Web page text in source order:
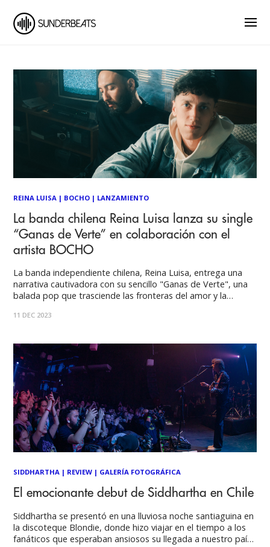
REINA LUISA | BOCHO | LANZAMIENTO
La banda chilena Reina Luisa lanza su single
“Ganas de Verte” en colaboración con el
artista BOCHO
La banda independiente chilena, Reina Luisa, entrega una
narrativa cautivadora con su sencillo "Ganas de Verte", una
balada pop que trasciende las fronteras del amor y la
inquietudes que acompañan a estos sentimientos. Reina
11 DEC 2023
SIDDHARTHA | REVIEW | GALERÍA FOTOGRÁFICA
El emocionante debut de Siddhartha en Chile
Siddhartha se presentó en una lluviosa noche santiaguina en
la discoteque Blondie, donde hizo viajar en el tiempo a los
fanáticos que esperaban ansiosos su llegada a nuestro país.